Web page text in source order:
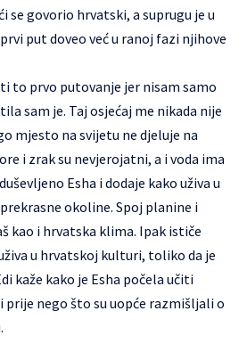
se govorio hrvatski, a suprugu je u
put doveo već u ranoj fazi njihove
to prvo putovanje jer nisam samo
sam je. Taj osjećaj me nikada nije
mjesto na svijetu ne djeluje na
i zrak su nevjerojatni, a i voda ima
Esha i dodaje kako uživa u
okoline. Spoj planine i
kao i hrvatska klima. Ipak ističe
u hrvatskoj kulturi, toliko da je
kaže kako je Esha počela učiti
nego što su uopće razmišljali o